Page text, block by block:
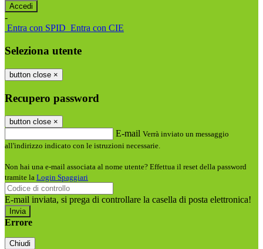
-
Entra con SPID Entra con CIE
Seleziona utente
button close ×
Recupero password
button close ×
E-mail Verrà inviato un messaggio
all'indirizzo indicato con le istruzioni necessarie.
Non hai una e-mail associata al nome utente? Effettua il reset della password
tramite la Login Spaggiari
E-mail inviata, si prega di controllare la casella di posta elettronica!
Errore
Chiudi